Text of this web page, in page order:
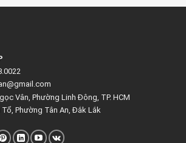
Vân, Phường Linh Đông, TP. HCM
Tổ, Phường Tân An, Đắk Lắk